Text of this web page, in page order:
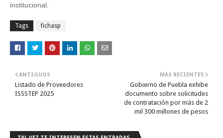
institucional.
Tags fichasp
MÁS RECIENTES
Gobierno de Puebla exhibe
documento sobre solicitudes
de contratación por más de 2
mil 300 millones de pesos
ANTIGUOS
Listado de Proveedores
ISSSTEP 2025